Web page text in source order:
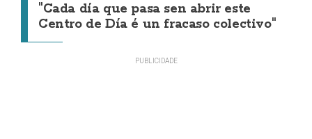
"Cada día que pasa sen abrir este
Centro de Día é un fracaso colectivo"